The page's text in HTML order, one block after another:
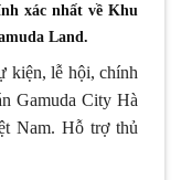
xác nhất về Khu
Land.
kiện, lễ hội, chính
Gamuda City Hà
Nam. Hỗ trợ thủ